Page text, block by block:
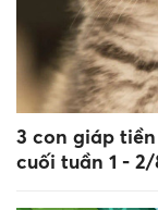
3 con giáp
cuối tuần 1 - 2/